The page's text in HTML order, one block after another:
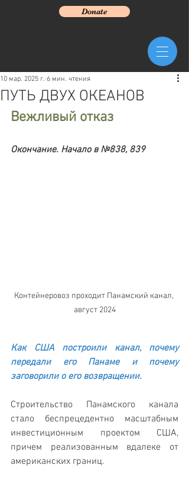
Donate
ПУТЬ ДВУХ ОКЕАНОВ
10 мар. 2025 г. 6 мин. чтения
Вежливый отказ
Окончание. Начало в №838, 839
Контейнеровоз проходит Панамский канал,
август 2024
Как США построили канал, почему
передали его Панаме и почему
заговорили о его возвращении.
Строительство Панамского канала
стало беспрецедентно масштабным
инвестиционным проектом США,
причем реализованным вдалеке от
американских границ.